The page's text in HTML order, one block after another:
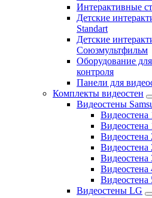
Интерактивные
Детские
Standart
Детские
Союзмультфильм
Оборудование
контроля
Панели для
Комплекты видеостен
Видеостены
Видеостена
Видеостена
Видеостена
Видеостена
Видеостена
Видеостена
Видеостена
Видеостены LG